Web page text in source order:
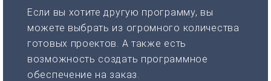
Если вы хотите другую программу, вы
можете выбрать из огромного количества
готовых проектов. А также есть
возможность создать программное
обеспечение на заказ.